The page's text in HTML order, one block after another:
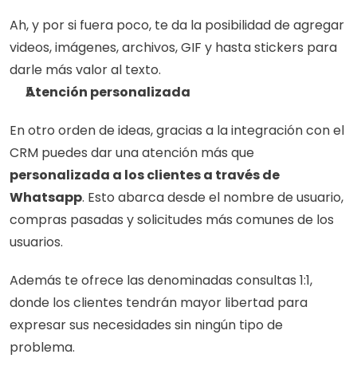
Ah, y por si fuera poco, te da la posibilidad de agregar
videos, imágenes, archivos, GIF y hasta stickers para
darle más valor al texto.
Atención personalizada
En otro orden de ideas, gracias a la integración con el
CRM puedes dar una atención más que
personalizada a los clientes a través de
Whatsapp. Esto abarca desde el nombre de usuario,
compras pasadas y solicitudes más comunes de los
usuarios.
Además te ofrece las denominadas consultas 1:1,
donde los clientes tendrán mayor libertad para
expresar sus necesidades sin ningún tipo de
problema.